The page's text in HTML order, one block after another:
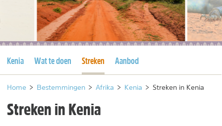
Natuurparken
Nieuwsbrief Uitgelicht
Huidige pagina
Kenia Wat te doen Huidige pagina
Streken Aanbod
Home > Bestemmingen > Afrika > Kenia > Streken in Kenia
Streken in Kenia